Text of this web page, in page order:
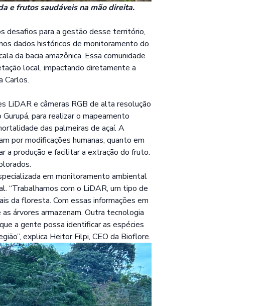
e frutos saudáveis na mão direita.
desafios para a gestão desse território,
dados históricos de monitoramento do
da bacia amazônica. Essa comunidade
local, impactando diretamente a
Carlos.
LiDAR e câmeras RGB de alta resolução
para realizar o mapeamento
das palmeiras de açaí. A
por modificações humanas, quanto em
a produção e facilitar a extração do fruto.
em monitoramento ambiental
“Trabalhamos com o LiDAR, um tipo de
da floresta. Com essas informações em
árvores armazenam. Outra tecnologia
a gente possa identificar as espécies
explica Heitor Filpi, CEO da Bioflore.